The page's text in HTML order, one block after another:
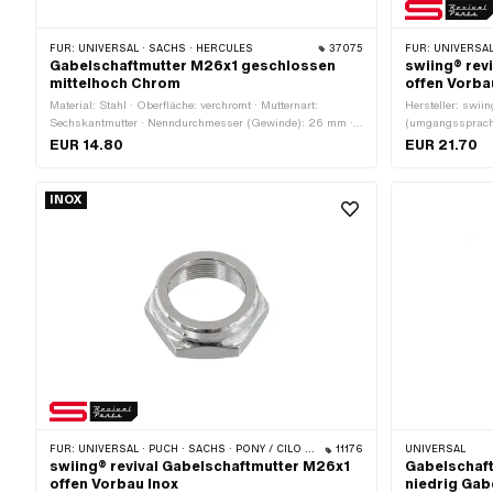
FÜR: UNIVERSAL · SACHS · HERCULES 37075
Gabelschaftmutter M26x1 geschlossen
mittelhoch Chrom
Material: Stahl · Oberfläche: verchromt · Mutternart:
Sechskantmutter · Nenndurchmesser (Gewinde): 26 mm ·
Antrieb: Aussensechskant · Höhe: 13.2 mm ·
EUR 14.80
FÜR: UNIVERSAL · PUCH ·
swiing®
offen
Hersteller:
poliert ·
EUR 21.70
INOX
FÜR: UNIVERSAL · PUCH · SACHS · PONY / CILO (BETA 521 & 512) · ZÜNDAPP BELMONDO · TOMOS 11176
swiing® revival Gabelschaftmutter M26x1
offen Vorbau Inox
UNIVERSAL
niedrig